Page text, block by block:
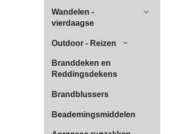
Wandelen -
vierdaagse
Outdoor - Reizen
Branddeken en
Reddingsdekens
Brandblussers
Beademingsmiddelen